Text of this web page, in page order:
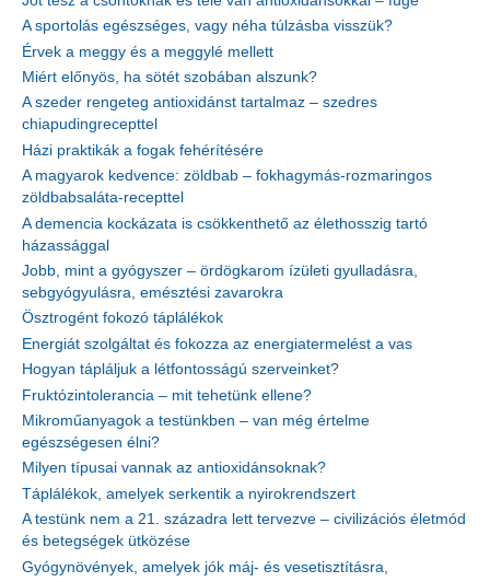
A sportolás egészséges, vagy néha túlzásba visszük?
Érvek a meggy és a meggylé mellett
Miért előnyös, ha sötét szobában alszunk?
A szeder rengeteg antioxidánst tartalmaz – szedres
chiapudingrecepttel
Házi praktikák a fogak fehérítésére
A magyarok kedvence: zöldbab – fokhagymás-rozmaringos
zöldbabsaláta-recepttel
A demencia kockázata is csökkenthető az élethosszig tartó
házassággal
Jobb, mint a gyógyszer – ördögkarom ízületi gyulladásra,
sebgyógyulásra, emésztési zavarokra
Ösztrogént fokozó táplálékok
Energiát szolgáltat és fokozza az energiatermelést a vas
Hogyan tápláljuk a létfontosságú szerveinket?
Fruktózintolerancia – mit tehetünk ellene?
Mikroműanyagok a testünkben – van még értelme
egészségesen élni?
Milyen típusai vannak az antioxidánsoknak?
Táplálékok, amelyek serkentik a nyirokrendszert
A testünk nem a 21. századra lett tervezve – civilizációs életmód
és betegségek ütközése
Gyógynövények, amelyek jók máj- és vesetisztításra,